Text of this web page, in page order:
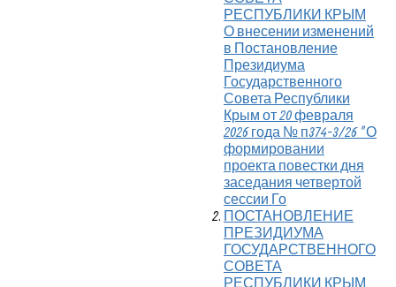
РЕСПУБЛИКИ КРЫМ
О внесении изменений
в Постановление
Президиума
Государственного
Совета Республики
Крым от 20 февраля
2026 года № п374-3/26 "О
формировании
проекта повестки дня
заседания четвертой
сессии Го
ПОСТАНОВЛЕНИЕ
ПРЕЗИДИУМА
ГОСУДАРСТВЕННОГО
СОВЕТА
РЕСПУБЛИКИ КРЫМ